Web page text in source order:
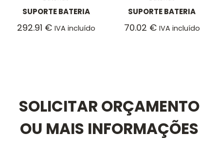
SUPORTE BATERIA
292.91 € IVA incluído
SUPORTE BATERIA
70.02 € IVA incluído
SOLICITAR ORÇAMENTO
OU MAIS INFORMAÇÕES